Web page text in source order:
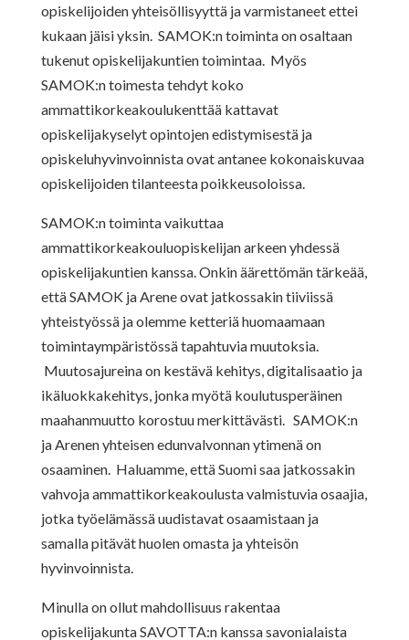
opiskelijoiden yhteisöllisyyttä ja varmistaneet ettei
kukaan jäisi yksin. SAMOK:n toiminta on osaltaan
tukenut opiskelijakuntien toimintaa. Myös
SAMOK:n toimesta tehdyt koko
ammattikorkeakoulukenttää kattavat
opiskelijakyselyt opintojen edistymisestä ja
opiskeluhyvinvoinnista ovat antanee kokonaiskuvaa
opiskelijoiden tilanteesta poikkeusoloissa.
SAMOK:n toiminta vaikuttaa
ammattikorkeakouluopiskelijan arkeen yhdessä
opiskelijakuntien kanssa. Onkin äärettömän tärkeää,
että SAMOK ja Arene ovat jatkossakin tiiviissä
yhteistyössä ja olemme ketteriä huomaamaan
toimintaympäristössä tapahtuvia muutoksia.
Muutosajureina on kestävä kehitys, digitalisaatio ja
ikäluokkakehitys, jonka myötä koulutusperäinen
maahanmuutto korostuu merkittävästi. SAMOK:n
ja Arenen yhteisen edunvalvonnan ytimenä on
osaaminen. Haluamme, että Suomi saa jatkossakin
vahvoja ammattikorkeakoulusta valmistuvia osaajia,
jotka työelämässä uudistavat osaamistaan ja
samalla pitävät huolen omasta ja yhteisön
hyvinvoinnista.
Minulla on ollut mahdollisuus rakentaa
opiskelijakunta SAVOTTA:n kanssa savonialaista